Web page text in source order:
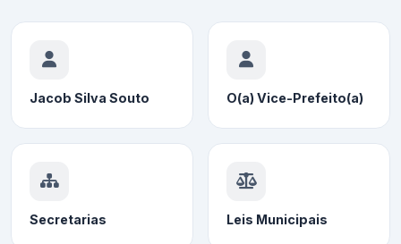
Jacob Silva Souto O(a) Vice-Prefeito(a)
Secretarias Leis Municipais